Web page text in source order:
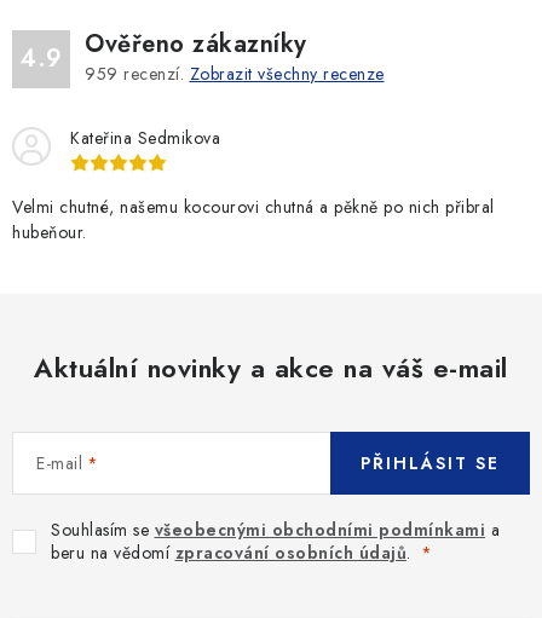
4.9 Ověřeno zákazníky
959 recenzí. Zobrazit všechny recenze
Kateřina Sedmikova
Velmi chutné, našemu kocourovi chutná a pěkně po nich přibral
hubeňour.
Aktuální novinky a akce na váš e-mail
E-mail
Souhlasím se všeobecnými obchodními podmínkami a
beru na vědomí zpracování osobních údajů.
PŘIHLÁSIT SE